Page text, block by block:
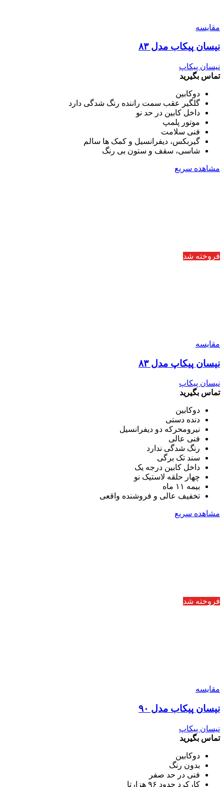
مقایسه
نیسان پیکاب مدل ۸۳
نیسان پیکاپ
تماس بگیرید
دوکابین
گلگیر عقب سمت راننده رنگ شدگی دارد
داخل کابین در حد نو
موتور پلمپ
فنی سلامت
گیربکس، دیفرانسیل و کمک ها سالم
شاسی، سقف و ستون بی رنگ
مشاهده سریع
فروخته شد
مقایسه
نیسان پیکاپ مدل ۸۳
نیسان پیکاپ
تماس بگیرید
دوکابین
دنده دستی
نیرومحرکه دو دیفرانسیل
فنی عالی
رنگ شدگی ندارد
سند تک برگی
داخل کابین درجه یک
چهار حلقه لاستیک نو
بیمه ۱۱ ماه
تخفیف عالی و فروشنده واقعی
مشاهده سریع
فروخته شد
مقایسه
نیسان پیکاب مدل ۹۰
نیسان پیکاپ
تماس بگیرید
دوکابین
بدون رنگ
فنی در حد صفر
کارکرد حدود ۹۶ هزارتا